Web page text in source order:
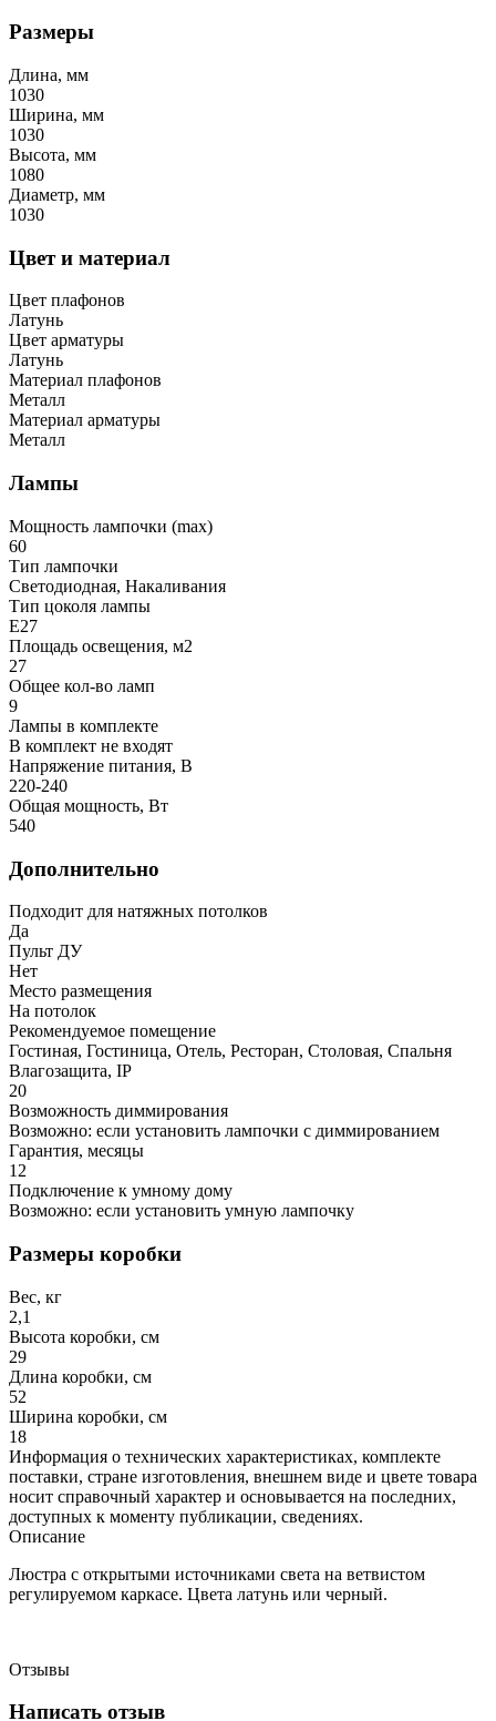
Размеры
Длина, мм
1030
Ширина, мм
1030
Высота, мм
1080
Диаметр, мм
1030
Цвет и материал
Цвет плафонов
Латунь
Цвет арматуры
Латунь
Материал плафонов
Металл
Материал арматуры
Металл
Лампы
Мощность лампочки (max)
60
Тип лампочки
Светодиодная, Накаливания
Тип цоколя лампы
E27
Площадь освещения, м2
27
Общее кол-во ламп
9
Лампы в комплекте
В комплект не входят
Напряжение питания, В
220-240
Общая мощность, Вт
540
Дополнительно
Подходит для натяжных потолков
Да
Пульт ДУ
Нет
Место размещения
На потолок
Рекомендуемое помещение
Гостиная, Гостиница, Отель, Ресторан, Столовая, Спальня
Влагозащита, IP
20
Возможность диммирования
Возможно: если установить лампочки с диммированием
Гарантия, месяцы
12
Подключение к умному дому
Возможно: если установить умную лампочку
Размеры коробки
Вес, кг
2,1
Высота коробки, см
29
Длина коробки, см
52
Ширина коробки, см
18
Информация о технических характеристиках, комплекте
поставки, стране изготовления, внешнем виде и цвете товара
носит справочный характер и основывается на последних,
доступных к моменту публикации, сведениях.
Описание
Люстра с открытыми источниками света на ветвистом
регулируемом каркасе. Цвета латунь или черный.
Отзывы
Написать отзыв